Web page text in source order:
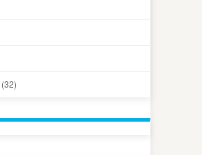
(32)